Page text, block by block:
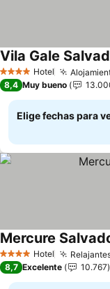
4 EstrellasHotel
Vila Gale
8,4 Muy bueno
Elige fechas para
4 EstrellasHotel
Mercure
8,7 Excelente 10.767